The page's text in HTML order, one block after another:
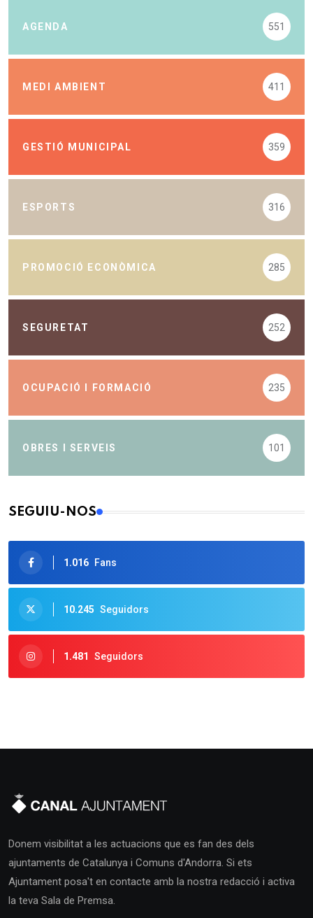
AGENDA 551
MEDI AMBIENT 411
GESTIÓ MUNICIPAL 359
ESPORTS 316
PROMOCIÓ ECONÒMICA 285
SEGURETAT 252
OCUPACIÓ I FORMACIÓ 235
OBRES I SERVEIS 101
SEGUIU-NOS
1.016 Fans
10.245 Seguidors
1.481 Seguidors
Donem visibilitat a les actuacions que es fan des dels
ajuntaments de Catalunya i Comuns d'Andorra. Si ets
Ajuntament posa't en contacte amb la nostra redacció i activa
la teva Sala de Premsa.